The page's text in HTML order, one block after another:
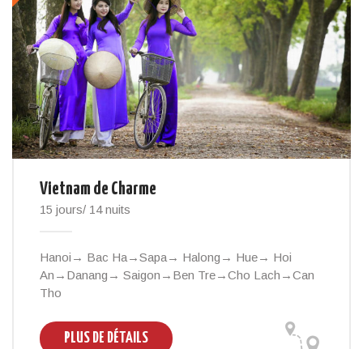
Vietnam de Charme
15 jours/ 14 nuits
Hanoi→ Bac Ha→Sapa→ Halong→ Hue→ Hoi
An→Danang→ Saigon→Ben Tre→Cho Lach→Can
Tho
PLUS DE DÉTAILS